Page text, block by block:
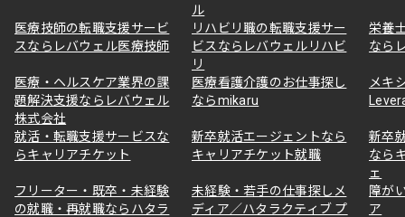
ル
医療技師の転職支援サービ
スならレバウェル医療技師
リハビリ職の転職支援サー
ビスならレバウェルリハビ
リ
栄養
なら
医療・ヘルスケア業界の課
題解決支援ならレバウェル
株式会社
医療看護介護のお仕事探し
ならmikaru
メキ
就活・転職支援サービスな
らキャリアチケット
新卒就活エージェントなら
キャリアチケット就職
新卒
なら
ェ
フリーター・既卒・未経験
の就職・再就職ならハタラ
未経験・若手の仕事探しメ
ディア／ハタラクティブ プ
障が
ア